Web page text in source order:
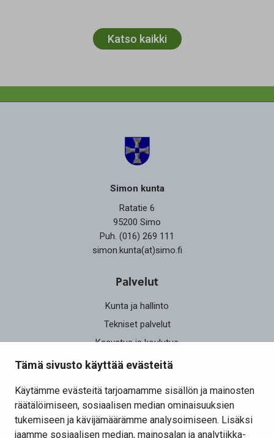
Tämä sivusto käyttää evästeitä
Käytämme evästeitä tarjoamamme sisällön ja mainosten
räätälöimiseen, sosiaalisen median ominaisuuksien
tukemiseen ja kävijämäärämme analysoimiseen. Lisäksi
jaamme sosiaalisen median, mainosalan ja analytiikka-
Katso kaikki
Simon kunta
Ratatie 6
95200 Simo
Puh. (016) 269 111
simon.kunta(at)simo.fi
Palvelut
Kunta ja hallinto
Tekniset palvelut
Kasvatus ja koulutus
Elinvoima
Osallistu ja vaikuta
Yhteystiedot
Kansalaisaloite